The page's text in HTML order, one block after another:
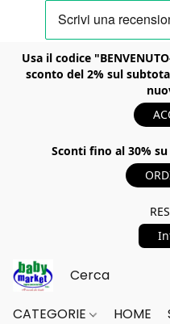
Usa il codice
sconto del 2% sul
Sconti fino al 30%
CATEGORIE HOME